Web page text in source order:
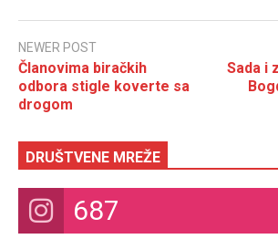
NEWER POST
Članovima biračkih
odbora stigle koverte sa
drogom
Sada i
DRUŠTVENE MREŽE
687